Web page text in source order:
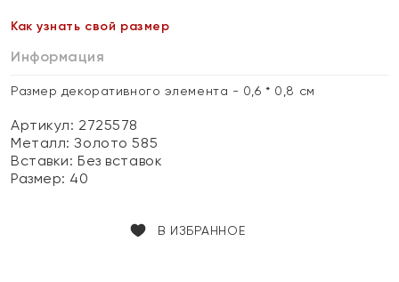
Как узнать свой размер
Информация
Размер декоративного элемента - 0,6 * 0,8 см
Артикул: 2725578
Металл:Золото 585
Вставки:Без вставок
Размер: 40
В ИЗБРАННОЕ